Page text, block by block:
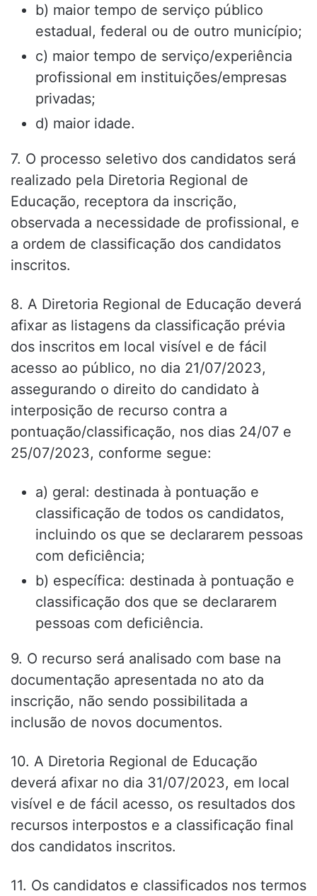
b) maior tempo de serviço público
estadual, federal ou de outro município;
c) maior tempo de serviço/experiência
profissional em instituições/empresas
privadas;
d) maior idade.
7. O processo seletivo dos candidatos será
realizado pela Diretoria Regional de
Educação, receptora da inscrição,
observada a necessidade de profissional, e
a ordem de classificação dos candidatos
inscritos.
8. A Diretoria Regional de Educação deverá
afixar as listagens da classificação prévia
dos inscritos em local visível e de fácil
acesso ao público, no dia 21/07/2023,
assegurando o direito do candidato à
interposição de recurso contra a
pontuação/classificação, nos dias 24/07 e
25/07/2023, conforme segue:
a) geral: destinada à pontuação e
classificação de todos os candidatos,
incluindo os que se declararem pessoas
com deficiência;
b) específica: destinada à pontuação e
classificação dos que se declararem
pessoas com deficiência.
9. O recurso será analisado com base na
documentação apresentada no ato da
inscrição, não sendo possibilitada a
inclusão de novos documentos.
10. A Diretoria Regional de Educação
deverá afixar no dia 31/07/2023, em local
visível e de fácil acesso, os resultados dos
recursos interpostos e a classificação final
dos candidatos inscritos.
11. Os candidatos e classificados nos termos